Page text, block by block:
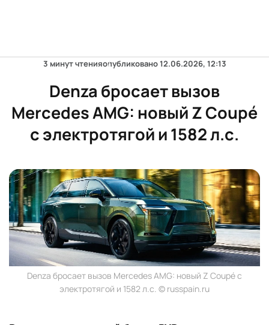
3 минут чтенияопубликовано12.06.2026, 12:13
Denza бросает вызов
Mercedes AMG: новый Z Coupé
с электротягой и 1582 л.с.
Denza бросает вызов Mercedes AMG: новый Z Coupé с
электротягой и 1582 л.с. © russpain.ru